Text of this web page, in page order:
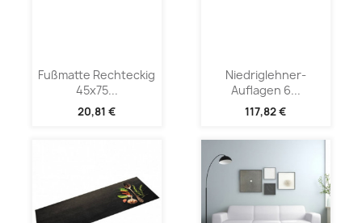
Fußmatte Rechteckig
45x75...
20,81 €
Niedriglehner-
Auflagen 6...
117,82 €